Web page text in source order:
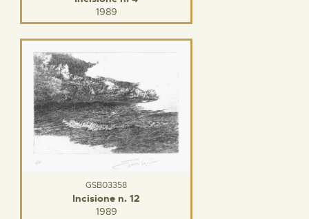
1989
GSB03358
Incisione n. 12
1989